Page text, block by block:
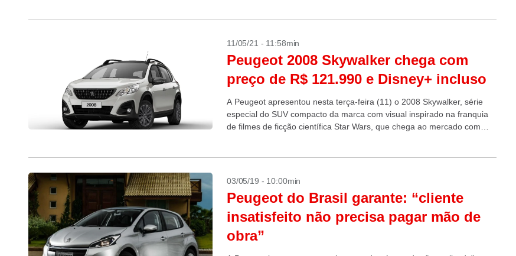
11/05/21 - 11:58min
Peugeot 2008 Skywalker chega com
preço de R$ 121.990 e Disney+ incluso
A Peugeot apresentou nesta terça-feira (11) o 2008 Skywalker, série
especial do SUV compacto da marca com visual inspirado na franquia
de filmes de ficção científica Star Wars, que chega ao mercado com
03/05/19 - 10:00min
Peugeot do Brasil garante: “cliente
insatisfeito não precisa pagar mão de
obra”